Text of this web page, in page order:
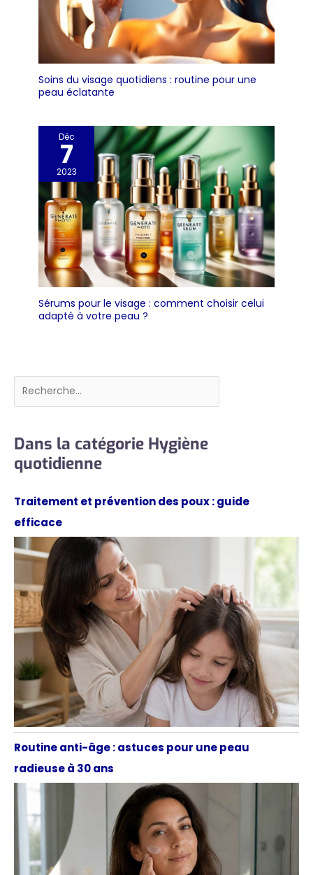
Soins du visage quotidiens : routine pour une
peau éclatante
Déc
7
2023
Sérums pour le visage : comment choisir celui
adapté à votre peau ?
Rechercher
Dans la catégorie Hygiène
quotidienne
Traitement et prévention des poux : guide
efficace
Routine anti-âge : astuces pour une peau
radieuse à 30 ans